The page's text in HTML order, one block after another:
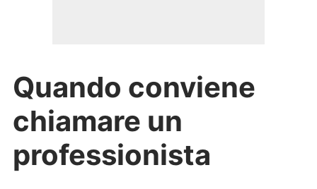
Quando conviene
chiamare un
professionista